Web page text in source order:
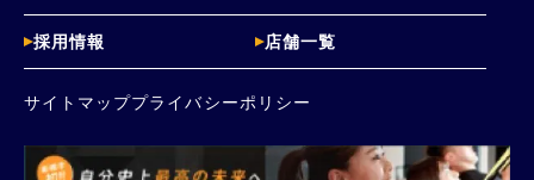
採用情報 店舗一覧
サイトマッププライバシーポリシー